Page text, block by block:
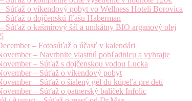
Súťaž o víkendový pobyt vo Wellness Hoteli Borovica
Súťaž o dojčenskú fľašu Haberman
Súťaž o kašmírový šál a unikátny BIO arganový olej
– Fotosúťaž o účasť v kalendári
– Navrhnite vlastnú pohľadnicu a vyhrajte
– Súťaž s dojčenskou vodou Lucka
– Súťaž o víkendový pobyt
– Súťaž o šialený gél do kúpeľa pre deti
– Súťaž o patnerský balíček Infolic